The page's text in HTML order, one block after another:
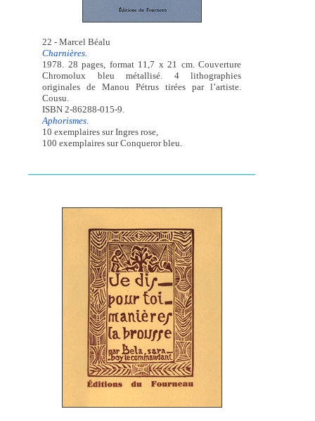
22 - Marcel Béalu
Charnières.
1978. 28 pages, format 11,7 x 21 cm. Couverture
Chromolux bleu métallisé. 4 lithographies
originales de Manou Pétrus tirées par l’artiste.
Cousu.
ISBN 2-86288-015-9.
Aphorismes.
10 exemplaires sur Ingres rose,
100 exemplaires sur Conqueror bleu.